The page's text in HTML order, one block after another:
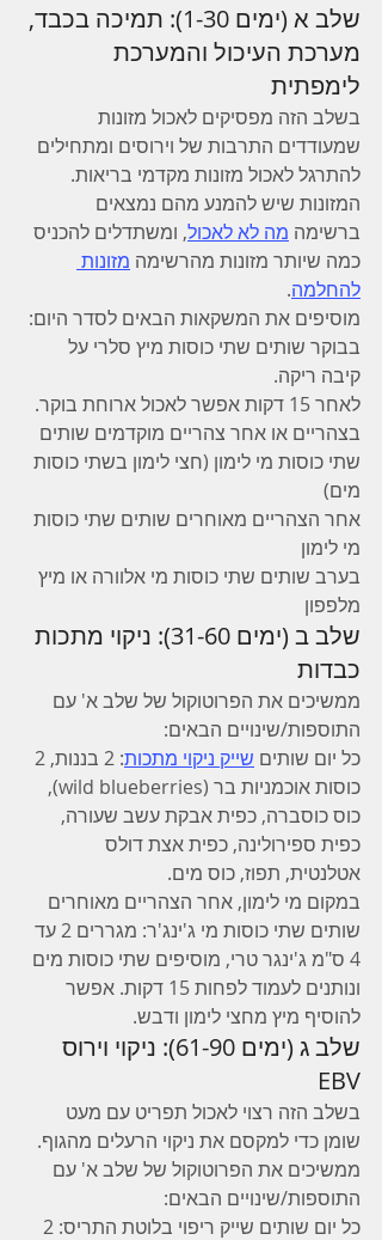
שלב א (ימים 1-30): תמיכה בכבד,
מערכת העיכול והמערכת
לימפתית
בשלב הזה מפסיקים לאכול מזונות
שמעודדים התרבות של וירוסים ומתחילים
להתרגל לאכול מזונות מקדמי בריאות.
המזונות שיש להמנע מהם נמצאים
ברשימה מה לא לאכול, ומשתדלים להכניס
כמה שיותר מזונות מהרשימה מזונות
להחלמה.
מוסיפים את המשקאות הבאים לסדר היום:
בבוקר שותים שתי כוסות מיץ סלרי על
קיבה ריקה.
לאחר 15 דקות אפשר לאכול ארוחת בוקר.
בצהריים או אחר צהריים מוקדמים שותים
שתי כוסות מי לימון (חצי לימון בשתי כוסות
מים)
אחר הצהריים מאוחרים שותים שתי כוסות
מי לימון
בערב שותים שתי כוסות מי אלוורה או מיץ
מלפפון
שלב ב (ימים 31-60): ניקוי מתכות
כבדות
ממשיכים את הפרוטוקול של שלב א' עם
התוספות/שינויים הבאים:
כל יום שותים שייק ניקוי מתכות
כוסות אוכמניות בר (wild blueberries),
כוס כוסברה, כפית אבקת עשב שעורה,
כפית ספירולינה, כפית אצת דולס
אטלנטית, תפוז, כוס מים.
במקום מי לימון, אחר הצהריים מאוחרים
שותים שתי כוסות מי ג'ינג'ר: מגררים 2 עד
4 ס"מ ג'ינגר טרי, מוסיפים שתי כוסות מים
ונותנים לעמוד לפחות 15 דקות. אפשר
להוסיף מיץ מחצי לימון ודבש.
שלב ג (ימים 61-90): ניקוי וירוס
EBV
בשלב הזה רצוי לאכול תפריט עם מעט
שומן כדי למקסם את ניקוי הרעלים מהגוף.
ממשיכים את הפרוטוקול של שלב א' עם
התוספות/שינויים הבאים: